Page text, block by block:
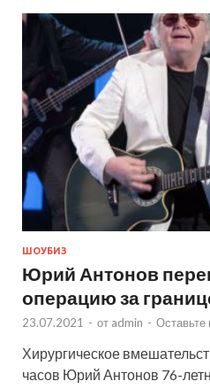
ШОУБИЗ
Юрий Антонов
операцию за
23.07.2021 - от admin - Оставьте
Хирургическое
часов Юрий Антонов 76-